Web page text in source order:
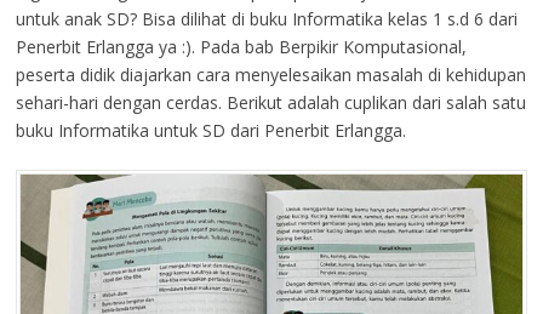
untuk anak SD? Bisa dilihat di buku Informatika kelas 1 s.d 6 dari
Penerbit Erlangga ya :). Pada bab Berpikir Komputasional,
peserta didik diajarkan cara menyelesaikan masalah di kehidupan
sehari-hari dengan cerdas. Berikut adalah cuplikan dari salah satu
buku Informatika untuk SD dari Penerbit Erlangga.